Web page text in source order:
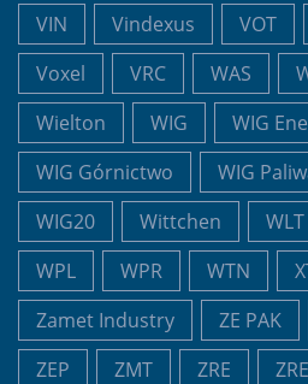
VIN
Vindexus VOT
Voxel
VRC WAS
Wielton
WIG
WIG
WIG Górnictwo
WIG
WIG20
Wittchen WLT
WPL
WPR WTN
Zamet Industry
ZE PAK
ZEP
ZMT ZRE